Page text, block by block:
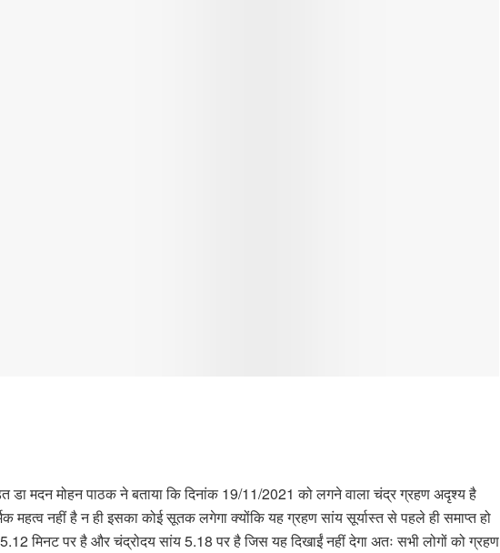
डा मदन मोहन पाठक ने बताया कि दिनांक 19/11/2021 को लगने वाला चंद्र ग्रहण अदृश्य है
महत्व नहीं है न ही इसका कोई सूतक लगेगा क्योंकि यह ग्रहण सांय सूर्यास्त से पहले ही समाप्त हो
मिनट पर है और चंद्रोदय सांय 5.18 पर है जिस यह दिखाईं नहीं देगा अतः सभी लोगों को ग्रहण